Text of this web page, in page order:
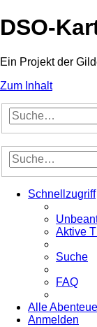
DSO-
Ein Projekt der
Zum Inhalt
Schnellzugriff
Aktive
Suche
FAQ
Alle
Anmelden